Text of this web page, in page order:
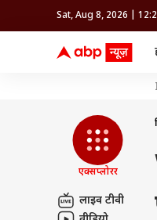
Sat, Aug 8, 2026 |
दिल्ली NCR
महाराष्ट्र
राजस्थान
मध्य प्रदेश
हरियाणा
झारखंड
हिमाचल प्रदेश
जम्मू और कश्मीर
टेलीविजन
तमिल सिनेमा
भोजपुरी सिनेमा
मूवी रिव्यू
रीजनल सिनेमा
WWE
ओलिंपिक
अंक ज्योतिष
वास्तु शास्त्र
ग्रह गोचर
एस्ट्रो स्पेशल
पैरेंटिंग
फैशन
होम टिप्स
अपराध
राशिफल
एक्सप्लोरर
लाइव टीवी